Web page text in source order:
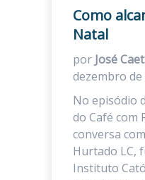
Como
Natal
por José
dezembro de
No episódio
do Café com
conversa
Hurtado LC,
Instituto